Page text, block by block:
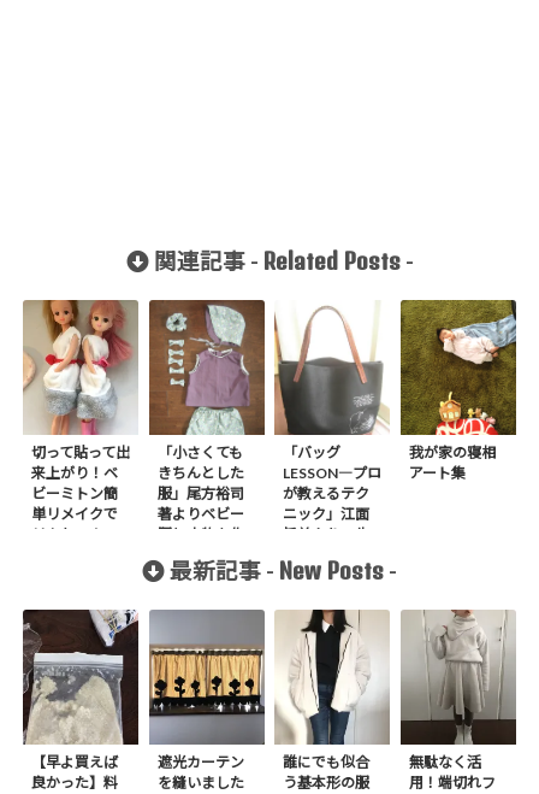
関連記事 - Related Posts-
切って貼って出
来上がり！ベ
ビーミトン簡
単リメイクで
リカちゃんワ
「小さくても
きちんとした
服」尾方裕司
著よりベビー
服と小物を作
りました
「バッグ
LESSON―プロ
が教えるテク
ニック」江面
旨美より、牛
をした帆布の
作りました
我が家の寝相
アート集
最新記事 - New Posts -
【早よ買えば
良かった】料
遮光カーテン
を縫いました
誰にでも似合
う基本形の服
無駄なく活
用！端切れフ